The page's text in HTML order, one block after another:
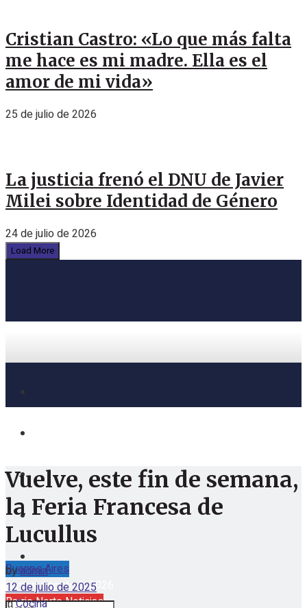
Cristian Castro: «Lo que más falta
me hace es mi madre. Ella es el
amor de mi vida»
25 de julio de 2026
La justicia frenó el DNU de Javier
Milei sobre Identidad de Género
24 de julio de 2026
Load More
Buenos Aires
jueves, agosto 6, 2026
Barrio Norte Noticias
Vuelve, este fin de semana,
la Feria Francesa de
Lucullus
byadmin
12 de julio de 2025
inCocina